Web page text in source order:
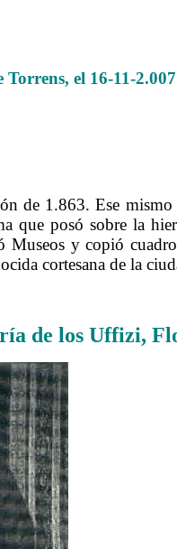
el 16-11-2.007
de 1.863. Ese mismo
que posó sobre la
Museos y copió
cortesana de la
de los Uffizi,